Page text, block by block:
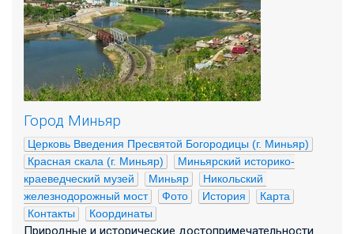
Город Миньяр
Церковь Введения Пресвятой Богородицы (г. Миньяр)
Красная скала (г. Миньяр)
Миньярский историко-
краеведческий музей
Миньяр
Никольский
железнодорожный мост
Фото История
Карта
Контакты
Координаты
Природные и исторические достопримечательности